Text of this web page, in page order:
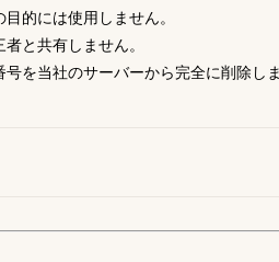
的には使用しません。
と共有しません。
を当社のサーバーから完全に削除しま